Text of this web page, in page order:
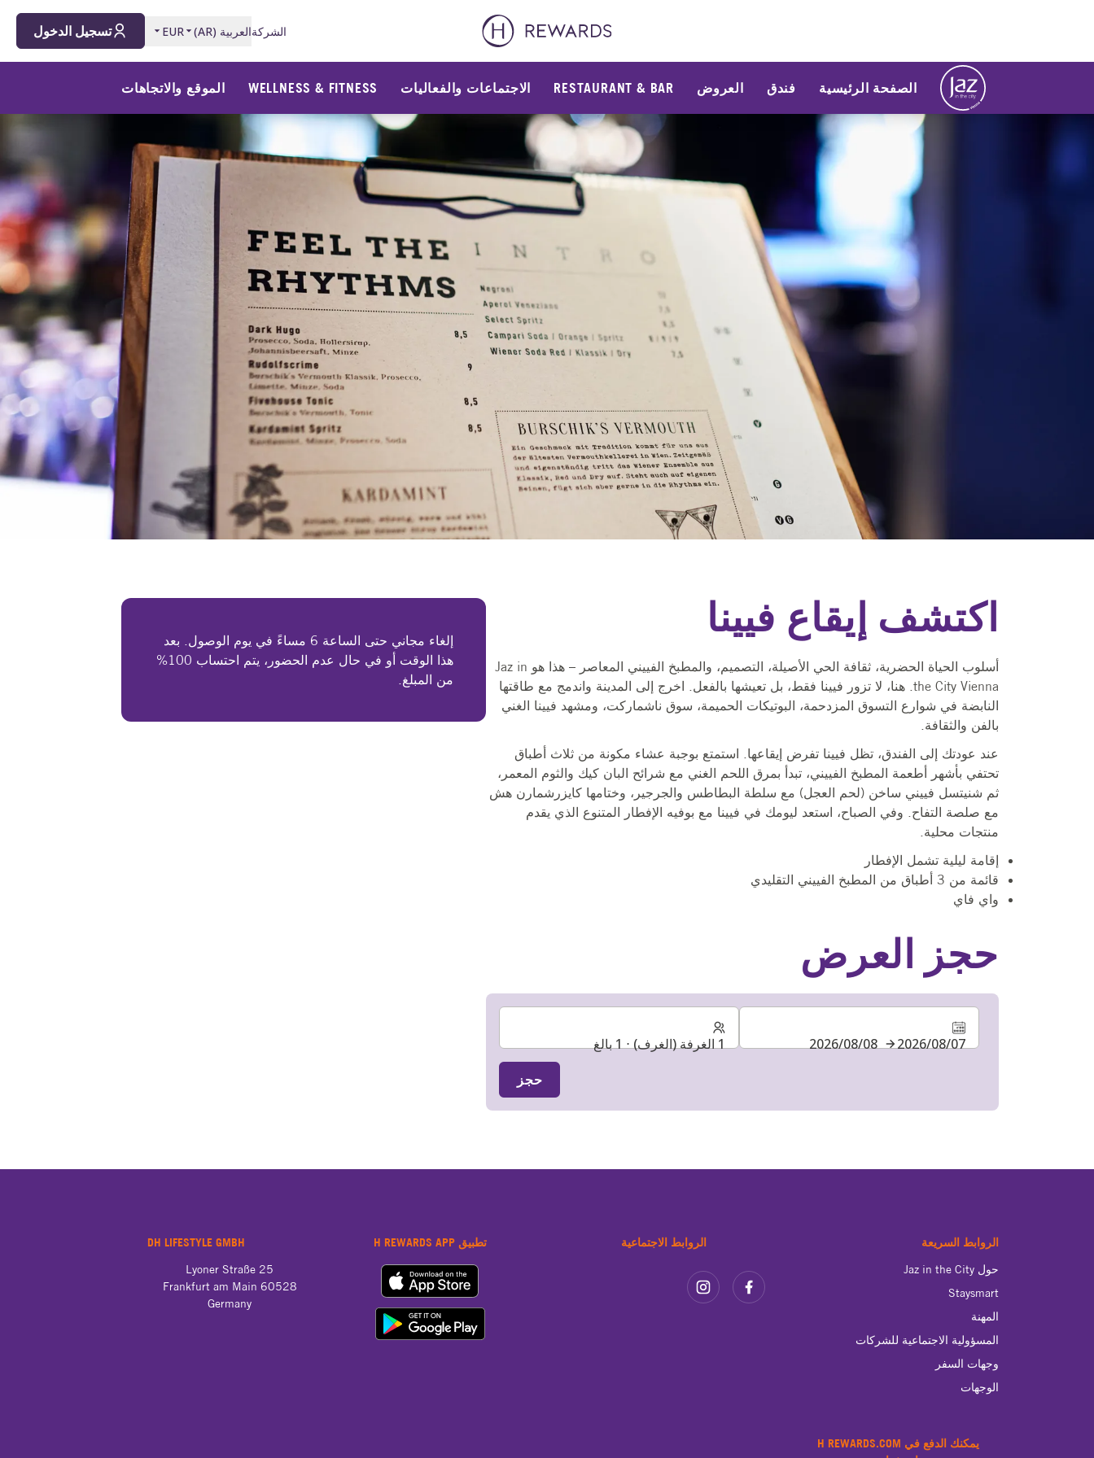
الشركةالعربية (
AR
)
EUR تسجيل الدخول
الصفحة الرئيسية فندق العروض RESTAURANT & BAR الاجتماعات والفعاليات WELLNESS & FITNESS الموقع والاتجاهات
إقامة ليلية تشمل الإفطار
اكتشف إيقاع فيينا
أسلوب الحياة الحضرية، ثقافة الحي الأصيلة، التصميم، والمطبخ الفييني المعاصر – هذا هو Jaz in
the City Vienna. هنا، لا تزور فيينا فقط، بل تعيشها بالفعل. اخرج إلى المدينة واندمج مع طاقتها
النابضة في شوارع التسوق المزدحمة، البوتيكات الحميمة، سوق ناشماركت، ومشهد فيينا الغني
بالفن والثقافة.
عند عودتك إلى الفندق، تظل فيينا تفرض إيقاعها. استمتع بوجبة عشاء مكونة من ثلاث أطباق
تحتفي بأشهر أطعمة المطبخ الفييني، تبدأ بمرق اللحم الغني مع شرائح البان كيك والثوم المعمر،
ثم شنيتسل فييني ساخن (لحم العجل) مع سلطة البطاطس والجرجير، وختامها كايزرشمارن هش
مع صلصة التفاح. وفي الصباح، استعد ليومك في فيينا مع بوفيه الإفطار المتنوع الذي يقدم
منتجات محلية.
إقامة ليلية تشمل الإفطار
قائمة من 3 أطباق من المطبخ الفييني التقليدي
واي فاي
حجز العرض
07‏/08‏/2026
08‏/08‏/2026 1 الغرفة (الغرف) ⋅ 1 بالغ
حجز
إلغاء مجاني حتى الساعة 6 مساءً في يوم الوصول. بعد
هذا الوقت أو في حال عدم الحضور، يتم احتساب 100%
من المبلغ.
الروابط السريعة
حول Jaz in the City
Staysmart
المهنة
المسؤولية الاجتماعية للشركات
وجهات السفر
الوجهات
الروابط الاجتماعية تطبيق H REWARDS APP
DH LIFESTYLE GMBH
Germany
يمكنك الدفع في H REWARDS.COM